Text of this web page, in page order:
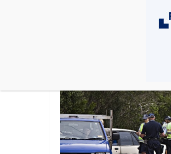
studia społeczne Kielce